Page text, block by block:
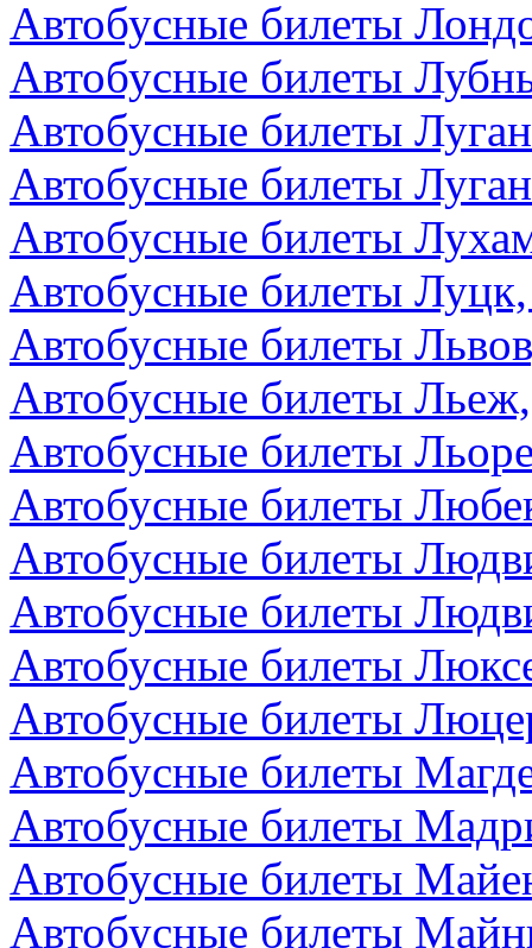
Автобусные билеты
Автобусные билеты
Автобусные билеты
Автобусные билеты
Автобусные билеты
Автобусные билеты
Автобусные билеты
Автобусные билеты
Автобусные билеты
Автобусные билеты
Автобусные билеты
Автобусные билеты
Автобусные билеты
Автобусные билеты
Автобусные билеты
Автобусные билеты
Автобусные билеты
Автобусные билеты